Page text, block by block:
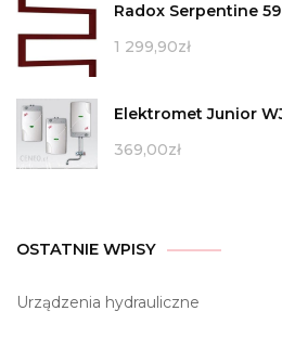
Radox Serpentine
1 299,90zł
Elektromet Junior
369,00zł
OSTATNIE WPISY
Urządzenia hydrauliczne